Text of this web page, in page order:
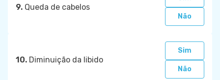
9. Queda de cabelos
Não
10. Diminuição da libido
Sim
Não